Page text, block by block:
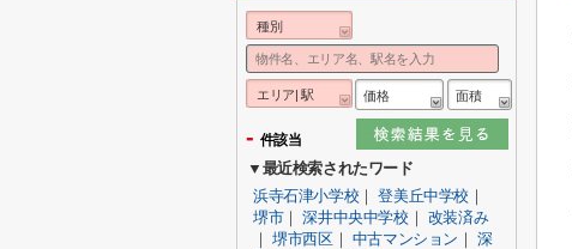
種別
エリア| 駅 価格 面積
- 件該当
▼最近検索されたワード
浜寺石津小学校 ｜登美丘中学校 ｜
堺市｜深井中央中学校 ｜ 改装済み
｜堺市西区｜ 中古マンション ｜深